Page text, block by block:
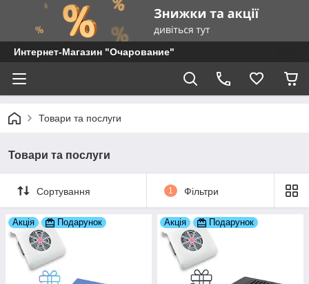
Интернет-Магазин "Очарование"
Товари та послуги
Товари та послуги
Сортування 1 Фільтри
Акція Подарунок Акція Подарунок